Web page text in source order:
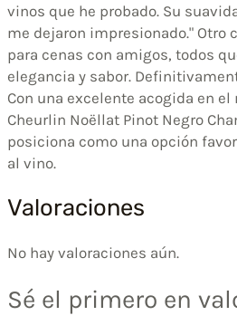
vinos que he probado. Su
me dejaron impresionado." Otro
para cenas con amigos, todos
elegancia y sabor.
Con una excelente acogida en
Cheurlin Noëllat Pinot Negro
posiciona como una opción
al vino.
Valoraciones
No hay valoraciones aún.
Sé el primero en